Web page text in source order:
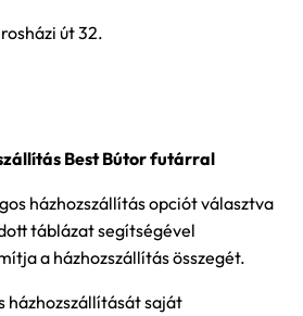
út 32.
Best Bútor futárral
házhozszállítás opciót választva
táblázat segítségével
a házhozszállítás összegét.
házhozszállítását saját